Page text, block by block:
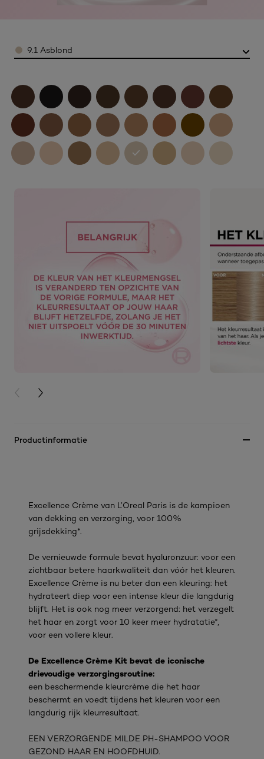
Color9.1 Asblond
PREVIOUS CARD
NEXT CARD
Productinformatie
Excellence Crème van L’Oreal Paris is de kampioen
van dekking en verzorging, voor 100%
grijsdekking*.
De vernieuwde formule bevat hyaluronzuur: voor een
zichtbaar betere haarkwaliteit dan vóór het kleuren.
Excellence Crème is nu beter dan een kleuring: het
hydrateert diep voor een intense kleur die langdurig
blijft. Het is ook nog meer verzorgend: het verzegelt
het haar en zorgt voor 10 keer meer hydratatie*,
voor een vollere kleur.
De Excellence Crème Kit bevat de iconische
drievoudige verzorgingsroutine:
een beschermende kleurcrème die het haar
beschermt en voedt tijdens het kleuren voor een
langdurig rijk kleurresultaat.
EEN VERZORGENDE MILDE PH-SHAMPOO VOOR
GEZOND HAAR EN HOOFDHUID.